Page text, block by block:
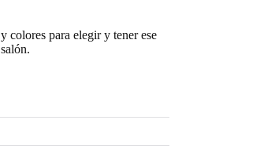
colores para elegir y tener ese